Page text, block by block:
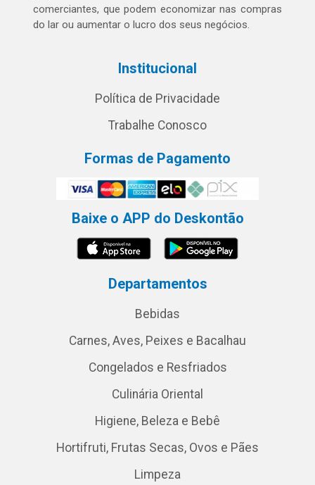
comerciantes, que podem economizar nas compras
do lar ou aumentar o lucro dos seus negócios.
Institucional
Política de Privacidade
Trabalhe Conosco
Formas de Pagamento
Baixe o APP do Deskontão
Departamentos
Bebidas
Carnes, Aves, Peixes e Bacalhau
Congelados e Resfriados
Culinária Oriental
Higiene, Beleza e Bebê
Hortifruti, Frutas Secas, Ovos e Pães
Limpeza